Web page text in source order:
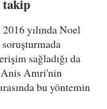
takip
yılında Noel
sağladığı da
Anis Amri'nin
bu yöntemin